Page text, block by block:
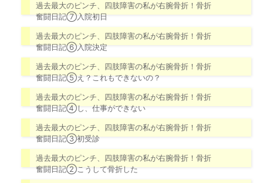
過去最大のピンチ、四肢障害の私が右腕骨折！骨折
奮闘日記⑦入院初日
過去最大のピンチ、四肢障害の私が右腕骨折！骨折
奮闘日記⑥入院決定
過去最大のピンチ、四肢障害の私が右腕骨折！骨折
奮闘日記⑤え？これもできないの？
過去最大のピンチ、四肢障害の私が右腕骨折！骨折
奮闘日記④し、仕事ができない
過去最大のピンチ、四肢障害の私が右腕骨折！骨折
奮闘日記③初受診
過去最大のピンチ、四肢障害の私が右腕骨折！骨折
奮闘日記②こうして骨折した